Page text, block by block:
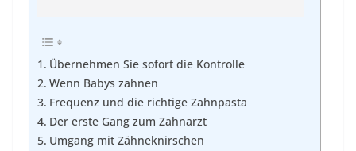
Übernehmen Sie sofort die Kontrolle
Wenn Babys zahnen
Frequenz und die richtige Zahnpasta
Der erste Gang zum Zahnarzt
Umgang mit Zähneknirschen